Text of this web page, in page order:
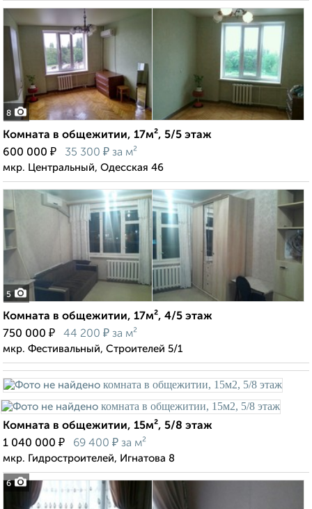
8
Комната в общежитии, 17м², 5/5 этаж
600 000 ₽ 35 300 ₽ за м²
мкр. Центральный, Одесская 46
5
Комната в общежитии, 17м², 4/5 этаж
750 000 ₽ 44 200 ₽ за м²
мкр. Фестивальный, Строителей 5/1
6
Комната в общежитии, 15м², 5/8 этаж
1 040 000 ₽ 69 400 ₽ за м²
мкр. Гидростроителей, Игнатова 8